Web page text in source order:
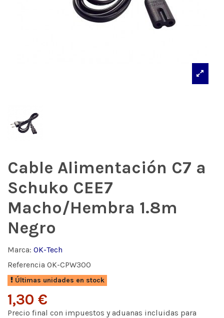
Cable Alimentación C7 a
Schuko CEE7
Macho/Hembra 1.8m
Negro
Marca: OK-Tech
Referencia OK-CPW300
Últimas unidades en stock
1,30 €
Precio final con impuestos y aduanas incluidas para